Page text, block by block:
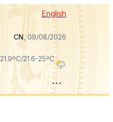
English
CN, 09/08/2026
21.9ºC/21.6-25ºC